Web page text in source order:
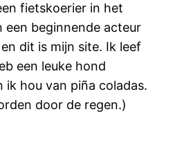
fietskoerier in het
een beginnende acteur
dit is mijn site. Ik leef
een leuke hond
ik hou van piña coladas.
door de regen.)